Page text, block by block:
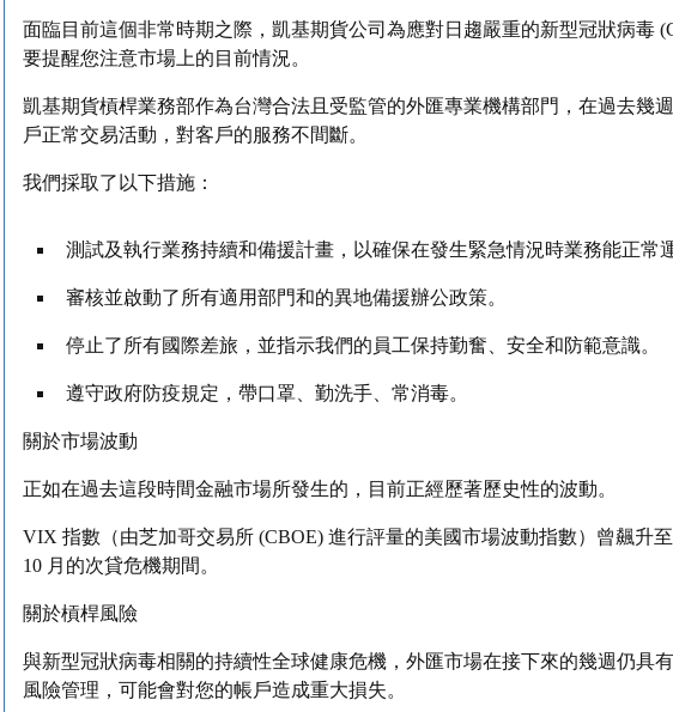
面臨目前這個非常時期之際，凱基期貨公司為應對日趨嚴重的新型冠狀病毒
要提醒您注意市場上的目前情況。
凱基期貨槓桿業務部作為台灣合法且受監管的外匯專業機構部門，在過去幾
戶正常交易活動，對客戶的服務不間斷。
我們採取了以下措施：
測試及執行業務持續和備援計畫，以確保在發生緊急情況時業務能正常運
審核並啟動了所有適用部門和的異地備援辦公政策。
停止了所有國際差旅，並指示我們的員工保持勤奮、安全和防範意識。
遵守政府防疫規定，帶口罩、勤洗手、常消毒。
關於市場波動
正如在過去這段時間金融市場所發生的，目前正經歷著歷史性的波動。
VIX 指數（由芝加哥交易所 (CBOE) 進行評量的美國市場波動指數）曾飆升
10 月的次貸危機期間。
關於槓桿風險
與新型冠狀病毒相關的持續性全球健康危機，外匯市場在接下來的幾週仍具
風險管理，可能會對您的帳戶造成重大損失。